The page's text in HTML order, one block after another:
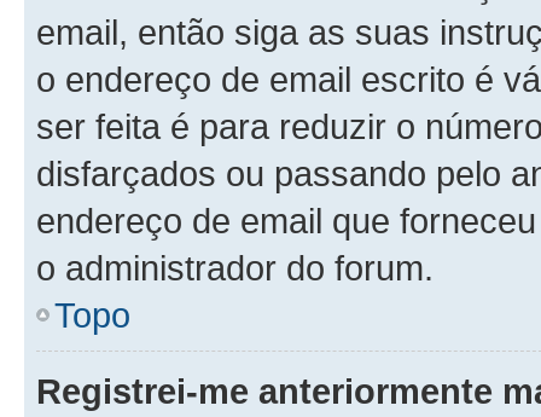
email, então siga as suas
o endereço de email escrito é
ser feita é para reduzir o
disfarçados ou passando pelo
endereço de email que
o administrador do forum.
Topo
Registrei-me anteriormente